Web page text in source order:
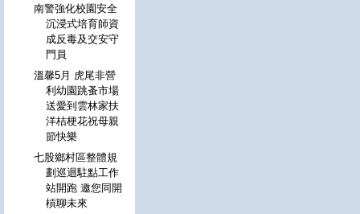
南警強化校園安全
沉浸式培育師資
成反毒及交安守
門員
溫馨5月 虎尾非營
利幼園跳蚤市場
送愛到雲林家扶
洋桔梗花祝母親
節快樂
七股鄉村區整體規
劃巡迴駐點工作
站開跑 邀您同開
槓聊未來